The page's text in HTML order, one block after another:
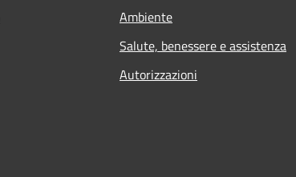
Ambiente
Salute, benessere e assistenza
Autorizzazioni